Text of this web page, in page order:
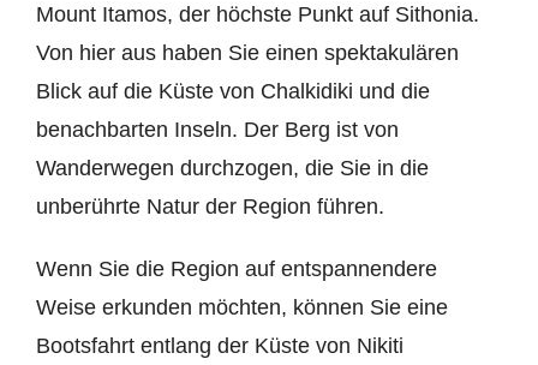
Mount Itamos, der höchste Punkt auf Sithonia.
Von hier aus haben Sie einen spektakulären
Blick auf die Küste von Chalkidiki und die
benachbarten Inseln. Der Berg ist von
Wanderwegen durchzogen, die Sie in die
unberührte Natur der Region führen.
Wenn Sie die Region auf entspannendere
Weise erkunden möchten, können Sie eine
Bootsfahrt entlang der Küste von Nikiti